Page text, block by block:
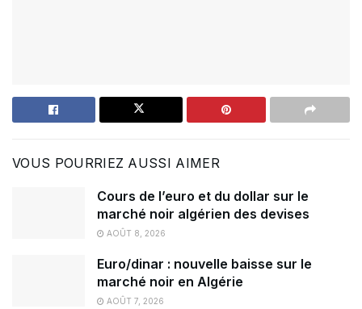
VOUS POURRIEZ AUSSI AIMER
Cours de l’euro et du dollar sur le
marché noir algérien des devises
AOÛT 8, 2026
Euro/dinar : nouvelle baisse sur le
marché noir en Algérie
AOÛT 7, 2026